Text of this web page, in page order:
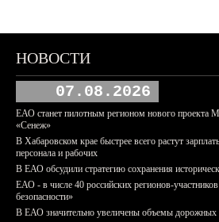
НОВОСТИ
07.08.2026
ЕАО станет пилотным регионом нового проекта
«Сенеж»
В Хабаровском крае быстрее всего растут
персонала и рабочих
В ЕАО обсудили стратегию сохранения
ЕАО - в числе 40 российских регионов-
безопасности»
В ЕАО значительно увеличены объемы дорожных